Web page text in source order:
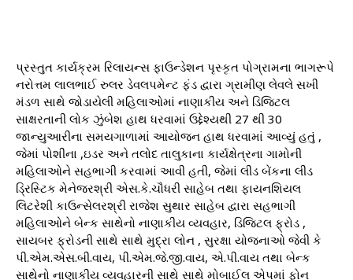
પ્રસ્તુત કાર્યક્રમ રિલાયન્સ ફાઉન્ડેશન પૃસ્કૃત પોગ્રામના ભાગરૂપે
નરોત્તમ લાલભાઈ રુલર ડેવલપમેન્ટ ફંડ દ્વારા ગ્રામીણ લેવલે સખી
મંડળ સાથે જોડાયેલી મહિલાઓમાં નાણાકીય અને ડિજિટલ
સાક્ષરતાની લોક ઝુંબેશ હાથ ધરવામાં ઉદ્દેશ્યથી 27 થી 30
જાન્યુઆરીના સમયગાળામાં આયોજન હાથ ધરવામાં આવ્યું હતું ,
જેમાં પોશીના ,ઇડર અને તલોદ તાલુકાના કાર્યક્ષેત્રના ગામોની
મહિલાઓને સહભાગી કરવામાં આવી હતી, જેમાં લીડ બેંકના લીડ
ડ્રિસ્ટિક મેનેજરશ્રી એસ.કે.ચૌધરી સાહેબ તથા ફાયનશિયલ
લિટરેશી કાઉન્સેલરશ્રી રાજેશ સુથાર સાહેબ દ્વારા સહભાગી
મહિલાઓને બેન્ક સાથેનો નાણાકીય વ્યવહાર, ડિજિટલ ફ્રોડ ,
સાયબર ફ્રોડની સાથે સાથે મુદ્રા લોન , સુરક્ષા યોજનાઓ જેવી કે
પી.એમ.એસ.બી.વાય, પી.એમ.જે.જી.વાય, એ.પી.વાય તથા બેન્ક
સાથેનો નાણાકીય વ્યવહારની સાથે સાથે મોબાઈલ એપમાં ફોન